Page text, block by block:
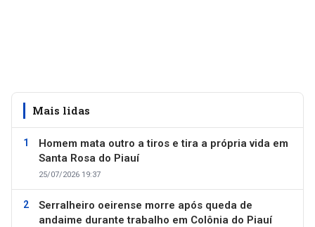
Mais lidas
Homem mata outro a tiros e tira a própria vida em
Santa Rosa do Piauí
25/07/2026 19:37
Serralheiro oeirense morre após queda de
andaime durante trabalho em Colônia do Piauí